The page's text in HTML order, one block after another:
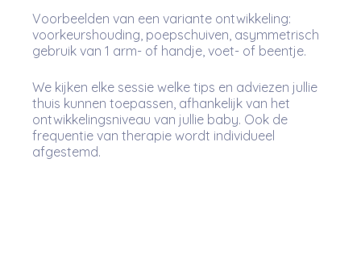
Voorbeelden van een variante ontwikkeling:
voorkeurshouding, poepschuiven, asymmetrisch
gebruik van 1 arm- of handje, voet- of beentje.
We kijken elke sessie welke tips en adviezen jullie
thuis kunnen toepassen, afhankelijk van het
ontwikkelingsniveau van jullie baby. Ook de
frequentie van therapie wordt individueel
afgestemd.